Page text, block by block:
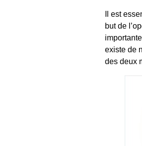
Il est
but de
existe de
des deux